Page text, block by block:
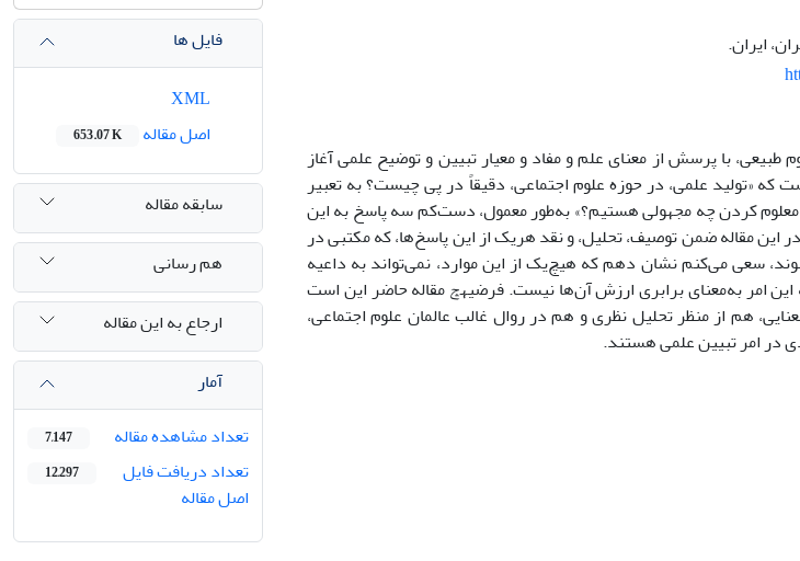
ایران.
با پرسش از معنای علم و مفاد و معیار تبیین و توضیح علمی آغاز
«تولید علمی، در حوزه علوم اجتماعی، دقیقاً در پی چیست؟ به تعبیر
کردن چه مجهولی هستیم؟» به‌طور معمول، دست‌کم سه پاسخ به این
مقاله ضمن توصیف، تحلیل، و نقد هریک از این پاسخ‌ها، که مکتبی در
سعی می‌کنم نشان دهم که هیچ‌یک از این موارد، نمی‌تواند به داعیه
این امر به‌معنای برابری ارزش آن‌ها نیست. فرضیهݘ مقاله حاضر این است
هم از منظر تحلیل نظری و هم در روال غالب عالمان علوم اجتماعی،
در امر تبیین علمی هستند.
فایل ها
اصل مقاله
653.07 K
سابقه مقاله
هم رسانی
ارجاع به این مقاله
آمار
تعداد مشاهده مقاله
7,147
تعداد دریافت فایل
اصل مقاله
12,297